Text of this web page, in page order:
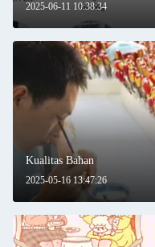
2025-06-11 10:38:34
2025-05-16 13:47:26
Kualitas Bahan